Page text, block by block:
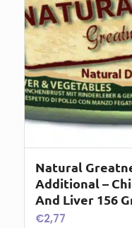
Natural
Additional –
And Liver 156
€2,77